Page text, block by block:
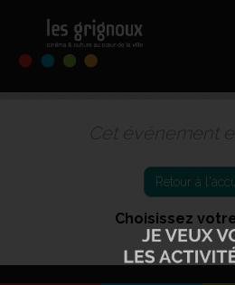
Cet événement
Retour à
Choisissez